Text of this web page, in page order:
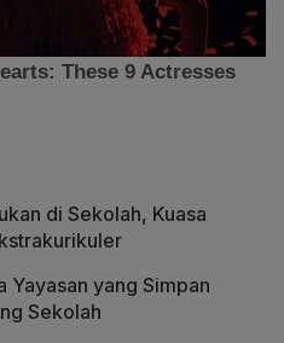
di Sekolah, Kuasa
Yayasan yang Simpan
Sekolah